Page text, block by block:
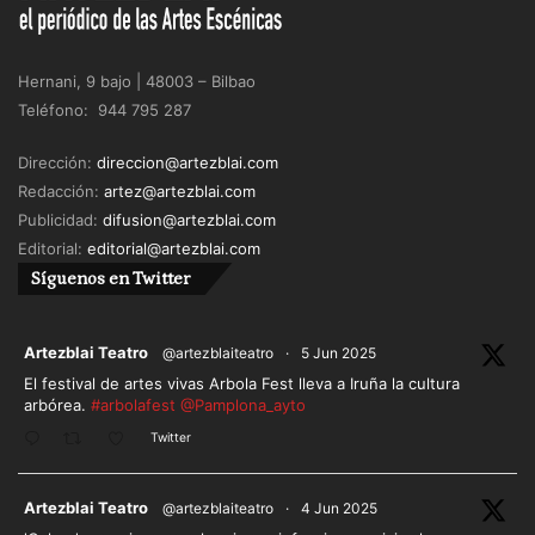
amantes se trufa con los condicionantes políticos
sentimiento.
Y tú dices: ¿La amas?»
El texto hibrida discurso indirecto y discurso
directo, y vuelve a la textura didascálica que
personajes que no consiguieron casar sentimientos
y conveniencias.
El espectáculo hace danzar la epopeya en las
voces y en los gestos indiciares.
Hernani, 9 bajo | 48003 – Bilbao
Teléfono: 944 795 287
Dirección: direccion@artezblai.com
Redacción: artez@artezblai.com
Publicidad: difusion@artezblai.com
Editorial: editorial@artezblai.com
Síguenos en Twitter
Artezblai Teatro @artezblaiteatro · 5 Jun 2025
El festival de artes vivas Arbola Fest lleva a Iruña la cultura
arbórea. #arbolafest @Pamplona_ayto
Twitter
Artezblai Teatro @artezblaiteatro · 4 Jun 2025